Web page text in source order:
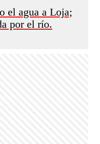
el agua a Loja;
por el río.